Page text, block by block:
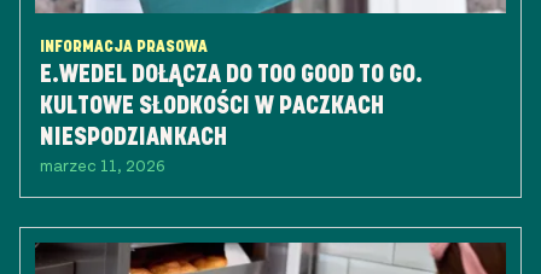
INFORMACJA PRASOWA
E.WEDEL DOŁĄCZA DO TOO GOOD TO GO.
KULTOWE SŁODKOŚCI W PACZKACH
NIESPODZIANKACH
marzec 11, 2026